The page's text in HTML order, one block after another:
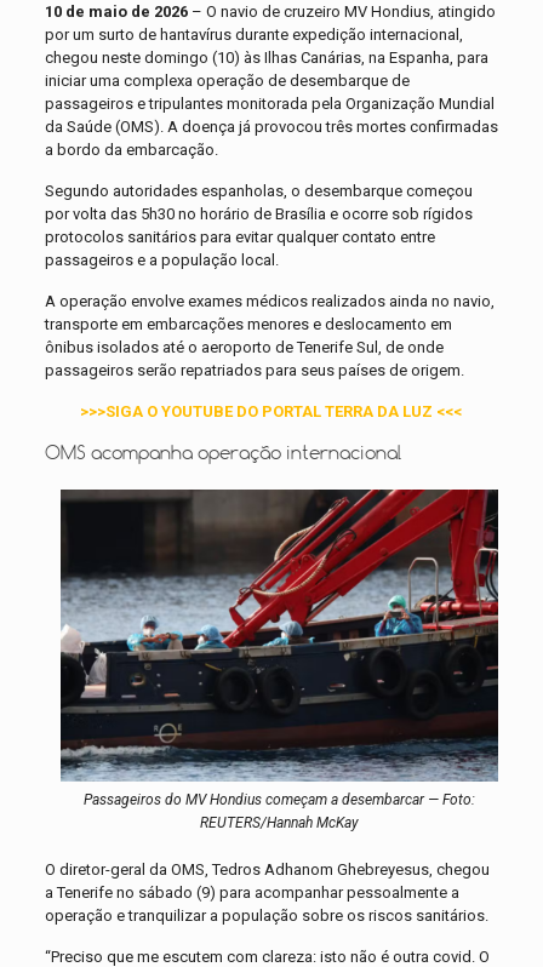
10 de maio de 2026– O navio de cruzeiro MV Hondius, atingido
por um surto de hantavírus durante expedição internacional,
chegou neste domingo (10) às Ilhas Canárias, na Espanha, para
iniciar uma complexa operação de desembarque de
passageiros e tripulantes monitorada pela Organização Mundial
da Saúde (OMS). A doença já provocou três mortes confirmadas
a bordo da embarcação.
Segundo autoridades espanholas, o desembarque começou
por volta das 5h30 no horário de Brasília e ocorre sob rígidos
protocolos sanitários para evitar qualquer contato entre
passageiros e a população local.
A operação envolve exames médicos realizados ainda no navio,
transporte em embarcações menores e deslocamento em
ônibus isolados até o aeroporto de Tenerife Sul, de onde
passageiros serão repatriados para seus países de origem.
>>>SIGA O YOUTUBE DO PORTAL TERRA DA LUZ <<<
OMS acompanha operação internacional
Passageiros do MV Hondius começam a desembarcar — Foto:
REUTERS/Hannah McKay
O diretor-geral da OMS, Tedros Adhanom Ghebreyesus, chegou
a Tenerife no sábado (9) para acompanhar pessoalmente a
operação e tranquilizar a população sobre os riscos sanitários.
“Preciso que me escutem com clareza: isto não é outra covid. O